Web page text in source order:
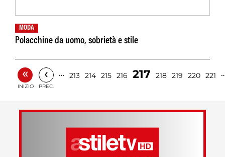
MODA
Polacchine da uomo, sobrietà e stile
«
INIZIO
‹
PREC.
… 213 214 215 216 217 218 219 220 221